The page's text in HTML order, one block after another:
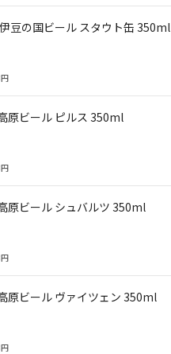
豆の国ビール スタウト缶 350ml
円
原ビール ピルス 350ml
円
原ビール シュバルツ 350ml
円
原ビール ヴァイツェン 350ml
円